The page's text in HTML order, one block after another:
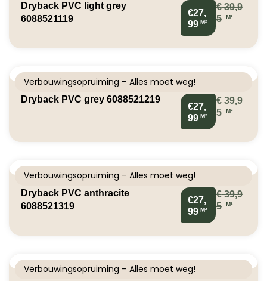
Dryback PVC light grey
6088521119
€27,
99 M²
€39,9
5
M²
Verbouwingsopruiming – Alles moet weg!
Dryback PVC grey 6088521219
€27,
99 M²
€39,9
5
M²
Verbouwingsopruiming – Alles moet weg!
Dryback PVC anthracite
6088521319
€27,
99 M²
€39,9
5
M²
Verbouwingsopruiming – Alles moet weg!